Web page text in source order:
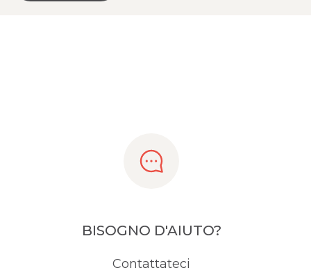
BISOGNO D'AIUTO?
Contattateci